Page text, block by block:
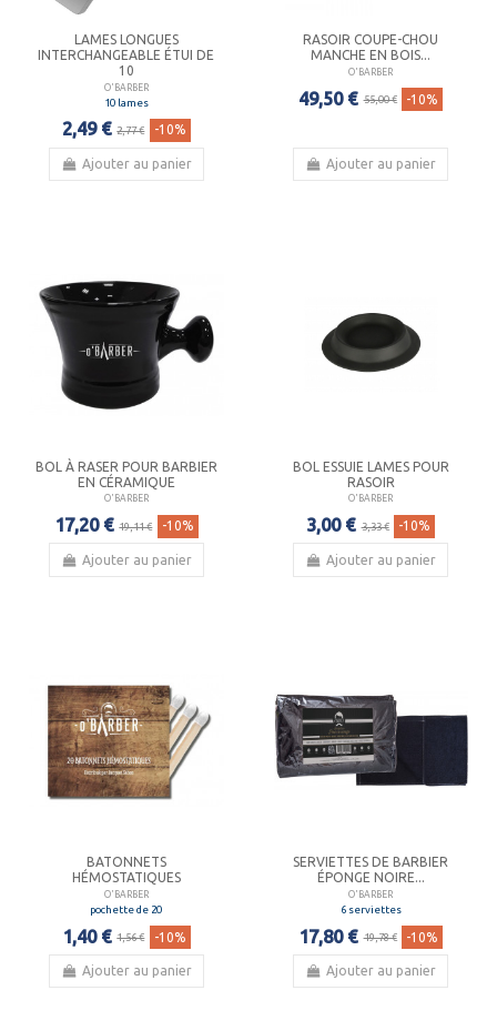
LAMES LONGUES
INTERCHANGEABLE ÉTUI DE
10
O'BARBER
10 lames
2,49 € 2,77 € -10%
Ajouter au panier
RASOIR COUPE-CHOU
MANCHE EN BOIS...
O'BARBER
49,50 € 55,00 € -10%
Ajouter au panier
BOL À RASER POUR BARBIER
EN CÉRAMIQUE
O'BARBER
17,20 € 19,11 € -10%
Ajouter au panier
BOL ESSUIE LAMES POUR
RASOIR
O'BARBER
3,00 € 3,33 € -10%
Ajouter au panier
BATONNETS
HÉMOSTATIQUES
O'BARBER
pochette de 20
1,40 € 1,56 € -10%
Ajouter au panier
SERVIETTES DE BARBIER
ÉPONGE NOIRE...
O'BARBER
6 serviettes
17,80 € 19,78 € -10%
Ajouter au panier